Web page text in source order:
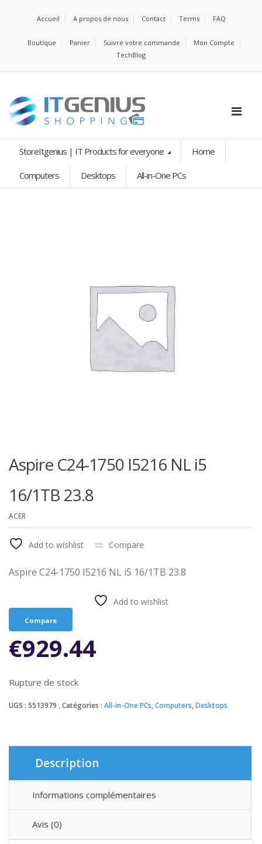
Accueil A propos de nous Contact Terms FAQ
Boutique Panier Suivre votre commande
Mon Compte
TechBlog
StoreItgenius | IT Products for everyone Home
Computers Desktops All-in-One PCs
Aspire C24-1750 I5216 NL i5
16/1TB 23.8
ACER
Add to wishlist Compare
Aspire C24-1750 I5216 NL i5 16/1TB 23.8
Add to wishlist
Compare
€929.44
Rupture de stock
UGS : 5513979 Catégories : All-in-One PCs,Computers,Desktops
Description
Informations complémentaires
Avis (0)